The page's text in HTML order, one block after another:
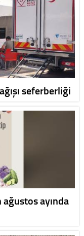
seferberliği
ayında